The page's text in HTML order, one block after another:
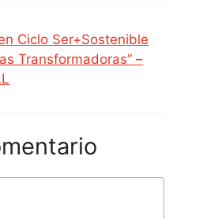
Ciclo Ser+Sostenible
Transformadoras” –